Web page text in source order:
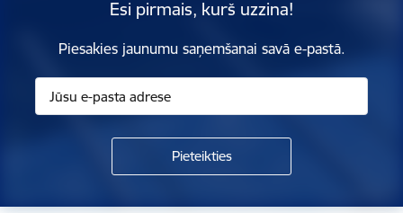
Esi pirmais, kurš uzzina!
Piesakies jaunumu saņemšanai savā e-pastā.